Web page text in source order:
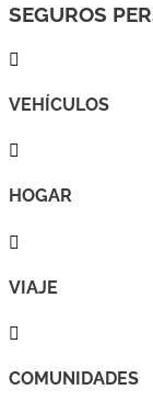
SEGUROS

VEHÍCULOS

HOGAR

VIAJE

COMUNIDADES